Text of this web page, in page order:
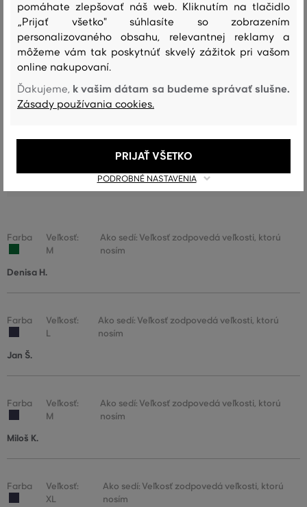
AKO SEDELA VYBRANÁ VEĽKOSŤ NAŠIM ZÁKAZNÍKOM
Veľkosť je oveľa menšia ako nosím
Veľkosť je o niečo menšia ako
nosím
Veľkosť zodpovedá veľkosti, ktorú
Veľkosť je o niečo väčšia ako
Veľkosť je oveľa väčšia ako nosím
Farba
Veľkosť:
M
Ako sedí: Veľkosť zodpovedá veľkosti, ktorú
nosím
Denisa H.
Farba
Veľkosť:
L
Ako sedí: Veľkosť zodpovedá veľkosti, ktorú
nosím
Jan Š.
Farba
Veľkosť:
M
Ako sedí: Veľkosť zodpovedá veľkosti, ktorú
nosím
Miloš K.
Farba
Veľkosť:
XL
Ako sedí: Veľkosť zodpovedá veľkosti, ktorú
nosím
pomáhate zlepšovať náš web. Kliknutím na tlačidlo
„Prijať všetko" súhlasíte so zobrazením
personalizovaného obsahu, relevantnej reklamy a
môžeme vám tak poskytnúť skvelý zážitok pri vašom
online nakupovaní.
Ďakujeme, k vašim dátam sa budeme správať slušne.
Zásady používania cookies.
PODROBNÉ NASTAVENIA
PRIJAŤ VŠETKO